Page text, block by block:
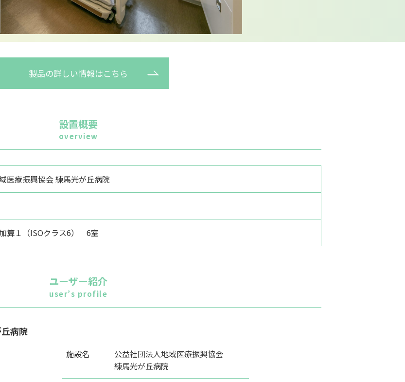
製品の詳しい情報はこちら
設置概要
overview
医療振興協会 練馬光が丘病院
算１（ISOクラス6） 6室
ユーザー紹介
user’s profile
病院
施設名
公益社団法人地域医療振興協会
練馬光が丘病院